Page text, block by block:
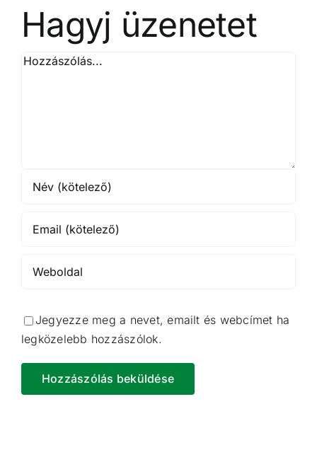
Hagyj üzenetet
Hozzászólás
Jegyezze meg a nevet, emailt és webcímet ha
legközelebb hozzászólok.